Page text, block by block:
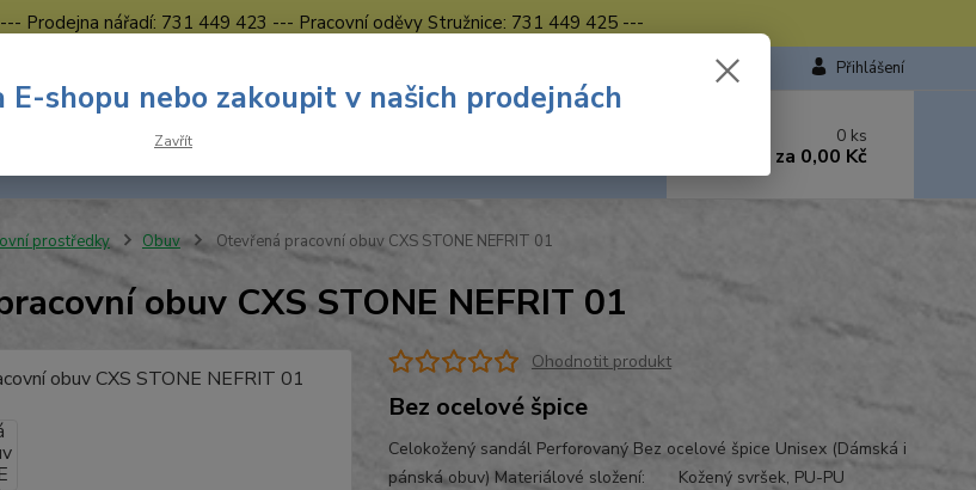
Prodejna nářadí: 731 449 423 --- Pracovní oděvy Stružnice: 731 449 425 ---
Přihlášení
Hledat
Nevíte si rady? Zavolejte.
0 ks
za 0,00 Kč
prostředky Obuv Otevřená pracovní obuv CXS STONE NEFRIT 01
obuv CXS STONE NEFRIT 01
Ohodnotit produkt
Bez ocelové špice
Celokožený sandál Perforovaný Bez ocelové špice Unisex (Dámská i
pánská obuv) Materiálové složení: Kožený svršek, PU-PU
E-shopu nebo zakoupit v našich prodejnách
Zavřít